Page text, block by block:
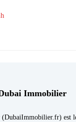
Immobilier
est